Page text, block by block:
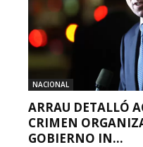
NACIONAL
ARRAU DETALLÓ
CRIMEN
GOBIERNO IN...